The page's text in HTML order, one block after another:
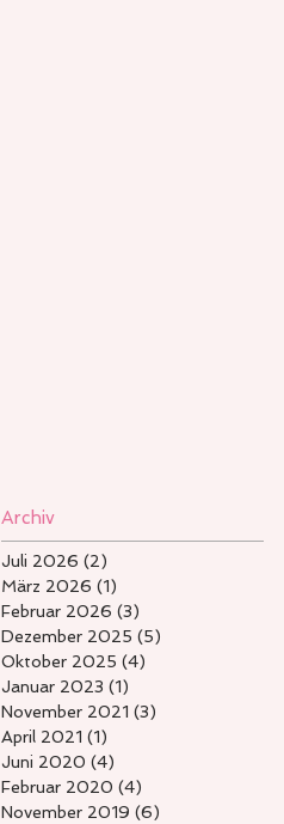
Archiv
Juli 2026 (2)
März 2026 (1)
Februar 2026 (3)
Dezember 2025 (5)
Oktober 2025 (4)
Januar 2023 (1)
November 2021 (3)
April 2021 (1)
Juni 2020 (4)
Februar 2020 (4)
November 2019 (6)